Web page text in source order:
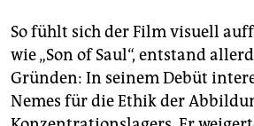
So fühlt sich der Film visuell
wie „Son of Saul“, entstand
Gründen: In seinem Debüt
Nemes für die Ethik der